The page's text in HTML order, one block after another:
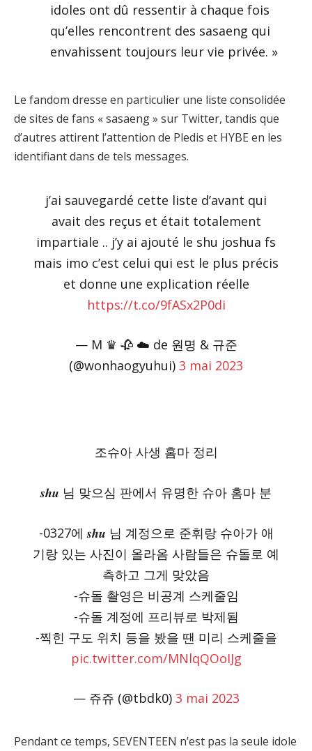
idoles ont dû ressentir à chaque fois
qu’elles rencontrent des sasaeng qui
envahissent toujours leur vie privée. »
Le fandom dresse en particulier une liste consolidée
de sites de fans « sasaeng » sur Twitter, tandis que
d’autres attirent l’attention de Pledis et HYBE en les
identifiant dans de tels messages.
j’ai sauvegardé cette liste d’avant qui
avait des reçus et était totalement
impartiale .. j’y ai ajouté le shu joshua fs
mais imo c’est celui qui est le plus précis
et donne une explication réelle
https://t.co/9fASx2P0di
— M ♛ 🥀 ☁️ de 원명 & 규준
(@wonhaogyuhui) 3 mai 2023
조슈아 사생 홈마 정리
𝒔𝒉𝒖 님 맞으심 판에서 유명한 슈아 홈마 분
-0327에 𝒔𝒉𝒖 님 계정으로 준휘랑 슈아가 애
기랑 있는 사진이 올라옴 사람들은 슈돌로 예
측하고 그게 맞았음
-슈돌 촬영은 비공계 스케줄임
-슈돌 계정에 프리뷰로 박제됨
-찍힌 구도 위치 등을 봤을 땐 미리 스케줄을
pic.twitter.com/MNlqQOoIJg
— 쥬쥬 (@tbdk0) 3 mai 2023
Pendant ce temps, SEVENTEEN n’est pas la seule idole